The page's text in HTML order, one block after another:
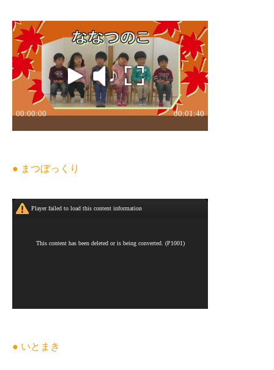
● まつぼっくり
● いとまき